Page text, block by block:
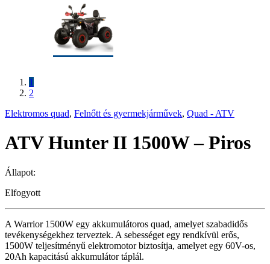
1
2
Elektromos quad, Felnőtt és gyermekjárművek, Quad - ATV
ATV Hunter II 1500W – Piros
Állapot:
Elfogyott
A Warrior 1500W egy akkumulátoros quad, amelyet szabadidős
tevékenységekhez terveztek. A sebességet egy rendkívül erős,
1500W teljesítményű elektromotor biztosítja, amelyet egy 60V-os,
20Ah kapacitású akkumulátor táplál.